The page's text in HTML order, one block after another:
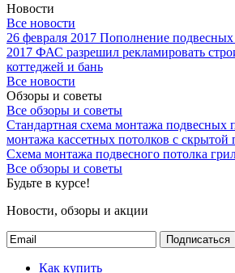
Новости
Все новости
26 февраля 2017 Пополнение подвесных
2017 ФАС разрешил рекламировать
коттеджей и бань
Все новости
Обзоры и советы
Все обзоры и советы
Стандартная схема монтажа подвесных
монтажа кассетных потолков с скрытой
Схема монтажа подвесного потолка
Все обзоры и советы
Будьте в курсе!
Новости, обзоры и акции
Подписаться
Как купить